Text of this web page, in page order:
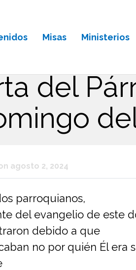
Misas Ministerios
del
agosto 2, 2024
parroquianos,
del evangelio de este
debido a que
no por quién Él era